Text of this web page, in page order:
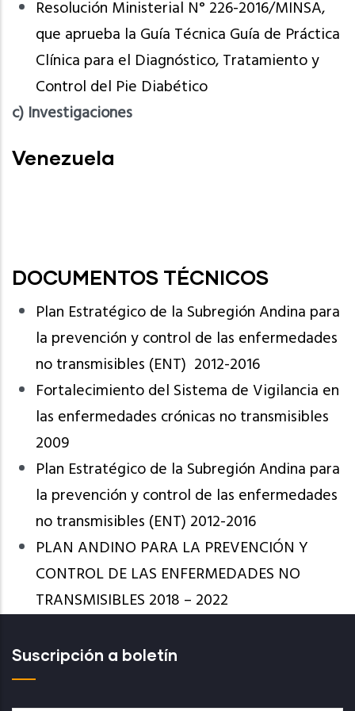
Resolución Ministerial N° 226-2016/MINSA,
que aprueba la Guía Técnica Guía de Práctica
Clínica para el Diagnóstico, Tratamiento y
Control del Pie Diabético
c) Investigaciones
Venezuela
DOCUMENTOS TÉCNICOS
Plan Estratégico de la Subregión Andina para
la prevención y control de las enfermedades
no transmisibles (ENT) 2012-2016
Fortalecimiento del Sistema de Vigilancia en
las enfermedades crónicas no transmisibles
2009
Plan Estratégico de la Subregión Andina para
la prevención y control de las enfermedades
no transmisibles (ENT) 2012-2016
PLAN ANDINO PARA LA PREVENCIÓN Y
CONTROL DE LAS ENFERMEDADES NO
TRANSMISIBLES 2018 – 2022
Suscripción a boletín